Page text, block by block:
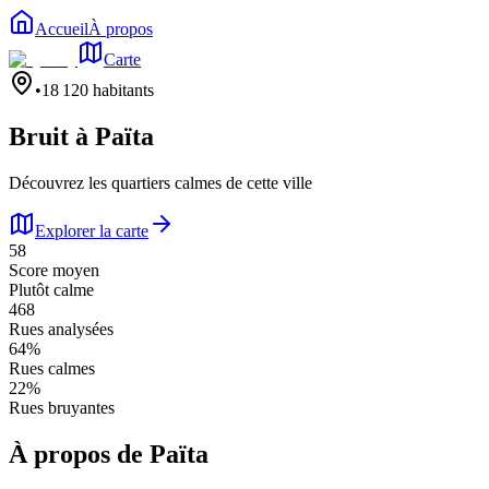
AccueilÀ propos
Carte
•18 120 habitants
Bruit à Païta
Découvrez les quartiers calmes de cette ville
Explorer la carte
58
Score moyen
Plutôt calme
468
Rues analysées
64%
Rues calmes
22%
Rues bruyantes
À propos de Païta